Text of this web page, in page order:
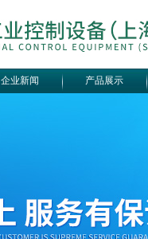
企业新闻 产品展示